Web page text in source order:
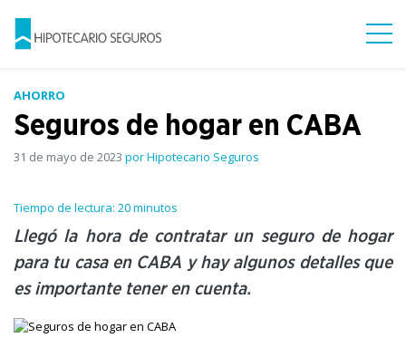
AHORRO
Seguros de hogar en CABA
31 de mayo de 2023 por Hipotecario Seguros
Tiempo de lectura: 20 minutos
Llegó la hora de contratar un seguro de hogar
para tu casa en CABA y hay algunos detalles que
es importante tener en cuenta.